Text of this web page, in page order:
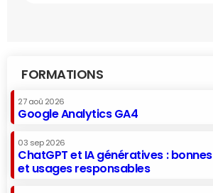
FORMATIONS
27 aoû 2026
Google Analytics GA4
03 sep 2026
ChatGPT et IA génératives :
et usages responsables